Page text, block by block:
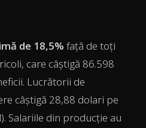
de 18,5% față de toți
care câștigă 86.598
Lucrătorii de
câștigă 28,88 dolari pe
Salariile din producție au